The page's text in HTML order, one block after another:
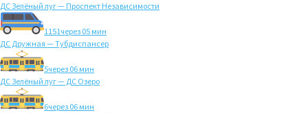
ДС Зелёный луг — Проспект Независимости
1151через 05 мин
ДС Дружная — Тубдиспансер
5через 06 мин
ДС Зелёный луг — ДС Озеро
6через 06 мин